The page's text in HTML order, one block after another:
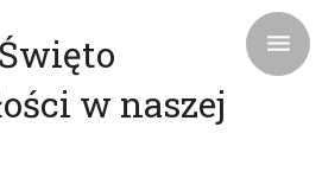
w naszej